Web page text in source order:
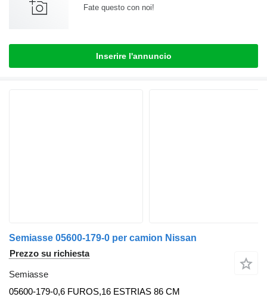
Fate questo con noi!
Inserire l'annuncio
Semiasse 05600-179-0 per camion Nissan
Prezzo su richiesta
Semiasse
05600-179-0,6 FUROS,16 ESTRIAS 86 CM